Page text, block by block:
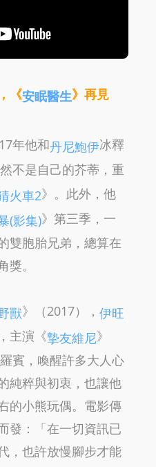
《安眠醫生》再見
年他和丹尼鮑伊冰釋
不是自己的芥蒂，重
火車2》。此外，他
(影集)》第三季，一
雙胞胎兄弟，總算在
。
獸》（2017）， 伊旺
主演《摯友維尼》
賓，喚醒許多大人心
純粹與初衷，也讓他
的小熊玩偶。電影傳
發：「在一切資訊已
，也許放慢腳步才能